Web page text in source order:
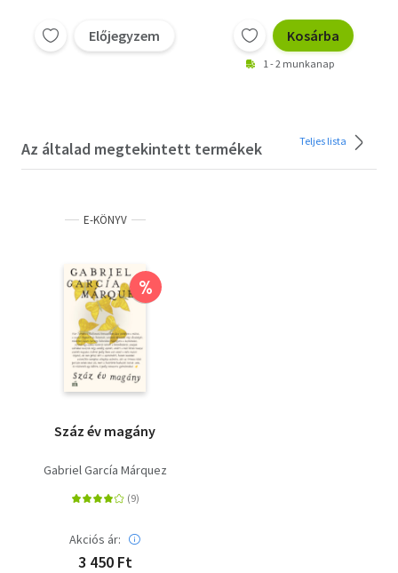
Előjegyzem Kosárba
1 - 2 munkanap
Az általad megtekintett termékek Teljes lista
E-KÖNYV
%
Száz év magány
Gabriel García Márquez
Akciós ár:
3 450 Ft